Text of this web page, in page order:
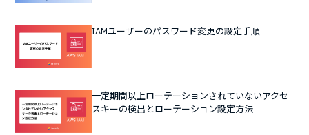
IAMユーザーのパスワード変更の設定手順
一定期間以上ローテーションされていないアクセ
スキーの検出とローテーション設定方法